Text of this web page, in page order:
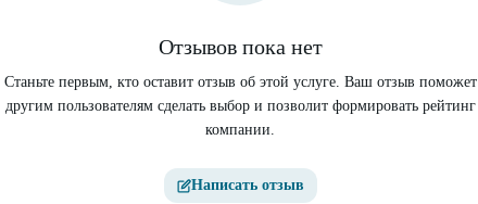
Отзывов пока нет
Станьте первым, кто оставит отзыв об этой услуге. Ваш отзыв поможет
другим пользователям сделать выбор и позволит формировать рейтинг
компании.
Написать отзыв